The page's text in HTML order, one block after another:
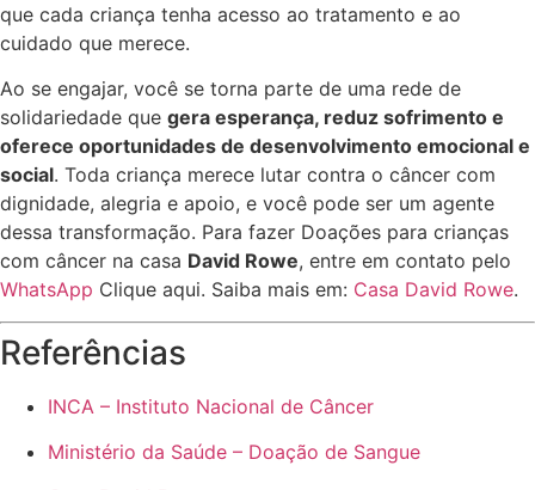
que cada criança tenha acesso ao tratamento e ao
cuidado que merece.
Ao se engajar, você se torna parte de uma rede de
solidariedade que gera esperança, reduz sofrimento e
oferece oportunidades de desenvolvimento emocional e
social. Toda criança merece lutar contra o câncer com
dignidade, alegria e apoio, e você pode ser um agente
dessa transformação. Para fazer Doações para crianças
com câncer na casa David Rowe, entre em contato pelo
WhatsApp Clique aqui. Saiba mais em: Casa David Rowe.
Referências
INCA – Instituto Nacional de Câncer
Ministério da Saúde – Doação de Sangue